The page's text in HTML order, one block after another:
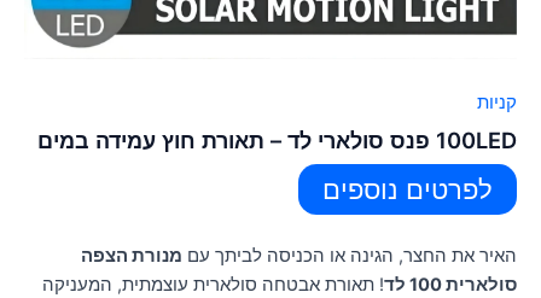
קניות
100LED פנס סולארי לד – תאורת חוץ עמידה במים
לפרטים נוספים
האיר את החצר, הגינה או הכניסה לביתך עם מנורת הצפה
סולארית 100 לד
! תאורת אבטחה סולארית עוצמתית, המעניקה